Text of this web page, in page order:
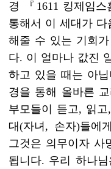
경 『1611 킹제임
통해서 이 세대가
해줄 수 있는 기회
다. 이 얼마나 값진
하고 있을 때는 아
경을 통해 올바른
부모들이 듣고, 읽
대(자녀, 손자)들에
그것은 의무이자 사
됩니다. 우리 하나